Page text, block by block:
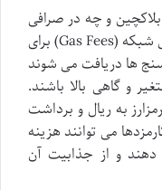
و چه در صرافی
ها، با کارمزدهایی همراه است. کارمزدهای شبکه (Gas Fees) برای
ها دریافت می شوند
و گاهی بالا باشند.
به ریال و برداشت
می توانند هزینه
دهند و از جذابیت آن